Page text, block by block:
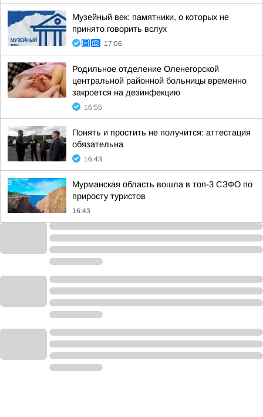
Музейный век: памятники, о которых не
принято говорить вслух
17:06
Родильное отделение Оленегорской
центральной районной больницы временно
закроется на дезинфекцию
16:55
Понять и простить не получится: аттестация
обязательна
16:43
Мурманская область вошла в топ-3 СЗФО по
приросту туристов
16:43